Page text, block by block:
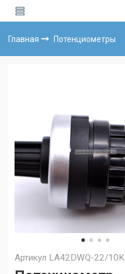
Главная Потенциометры
Артикул LA42DWQ-22/10K